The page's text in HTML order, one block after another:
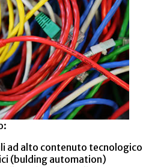
ad alto contenuto tecnologico
(bulding automation)